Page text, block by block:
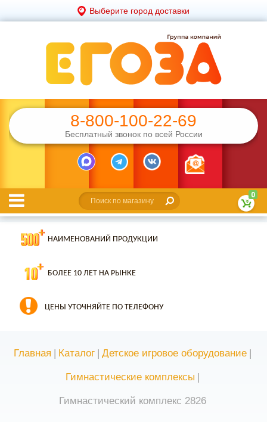
Выберите город доставки
8-800-100-22-69
Бесплатный звонок по всей России
0
НАИМЕНОВАНИЙ ПРОДУКЦИИ
БОЛЕЕ 10 ЛЕТ НА РЫНКЕ
ЦЕНЫ УТОЧНЯЙТЕ ПО ТЕЛЕФОНУ
Главная | Каталог | Детское игровое оборудование |
Гимнастические комплексы |
Гимнастический комплекс 2826